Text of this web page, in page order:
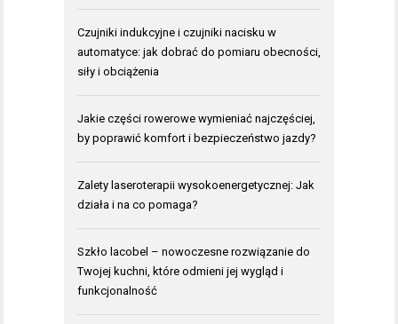
Czujniki indukcyjne i czujniki nacisku w
automatyce: jak dobrać do pomiaru obecności,
siły i obciążenia
Jakie części rowerowe wymieniać najczęściej,
by poprawić komfort i bezpieczeństwo jazdy?
Zalety laseroterapii wysokoenergetycznej: Jak
działa i na co pomaga?
Szkło lacobel – nowoczesne rozwiązanie do
Twojej kuchni, które odmieni jej wygląd i
funkcjonalność